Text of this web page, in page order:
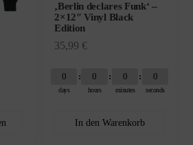
‚Berlin declares Funk‘ –
2×12″ Vinyl Black
Edition
35,99 €
0
days
0
hours
0
minutes
0
seconds
In den Warenkorb